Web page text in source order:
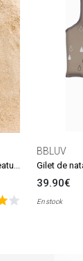
Gilet de natation Dove Sea creature (1-2 ans)
BBLUV
39.90€
En stock